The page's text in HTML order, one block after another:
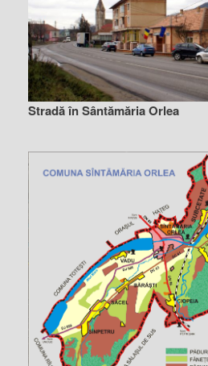
Stradă în Sântămăria Orlea